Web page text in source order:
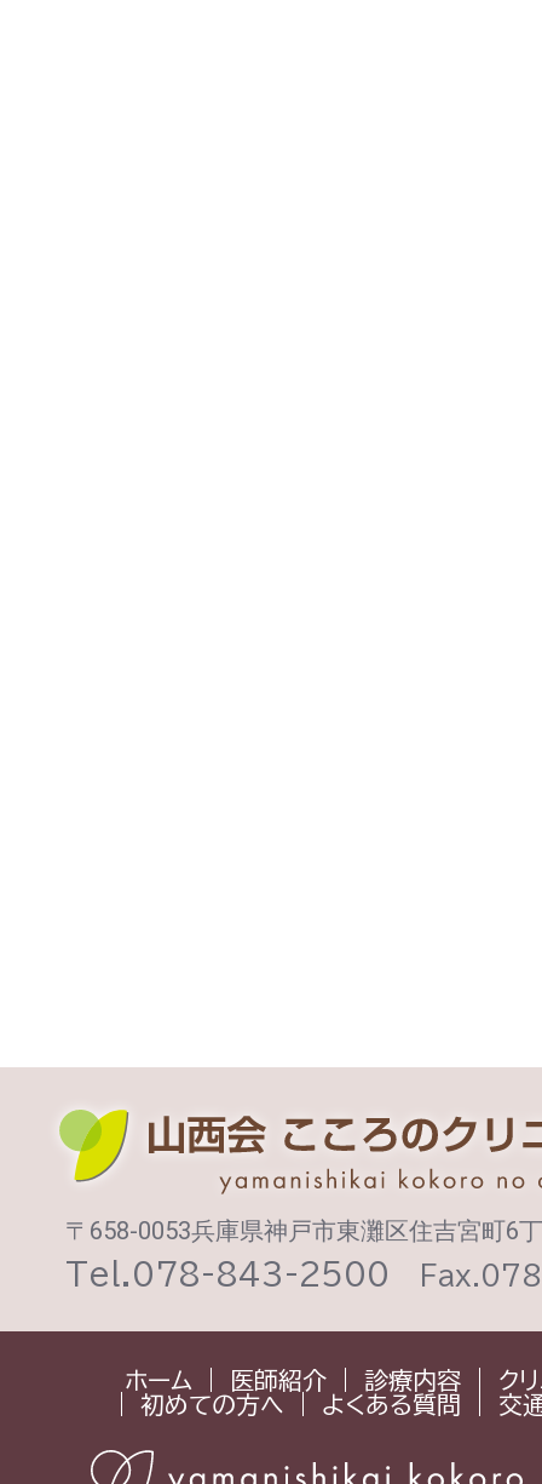
〒658-0053兵庫県神戸市東灘区住吉宮町6
Tel.078-843-2500
ホーム 医師紹介 診療内容
ク
初めての方へ
よくある質問 交